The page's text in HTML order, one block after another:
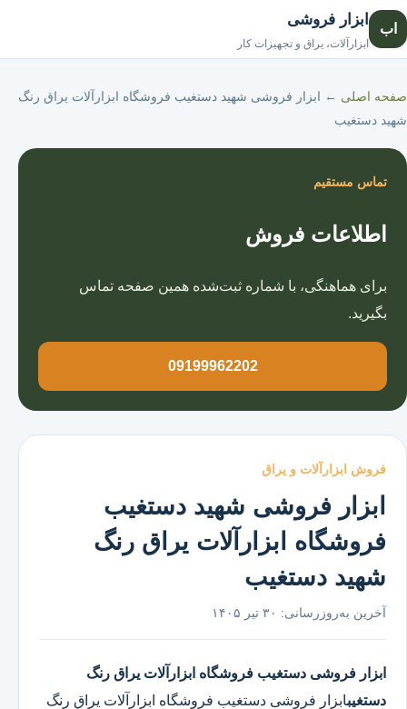
اب
ابزار فروشی
ابزارآلات، یراق و تجهیزات کار
صفحه اصلی ← ابزار فروشی شهید دستغیب فروشگاه ابزارآلات یراق رنگ
شهید دستغیب
فروش ابزارآلات و یراق
ابزار فروشی شهید دستغیب
فروشگاه ابزارآلات یراق رنگ
شهید دستغیب
آخرین به‌روزرسانی: ۳۰ تیر ۱۴۰۵
ابزار فروشی دستغیب فروشگاه ابزارآلات یراق رنگ
دستغیبابزار فروشی دستغیب فروشگاه ابزارآلات یراق رنگ
تماس مستقیم
اطلاعات فروش
برای هماهنگی، با شماره ثبت‌شده همین صفحه تماس
بگیرید.
09199962202